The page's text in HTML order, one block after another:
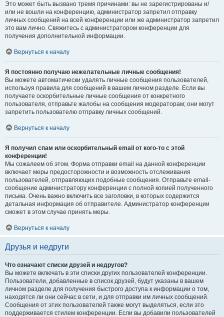
Это может быть вызвано тремя причинами: вы не зарегистрированы и/
или не вошли на конференцию, администратор запретил отправку
личных сообщений на всей конференции или же администратор запретил
это вам лично. Свяжитесь с администратором конференции для
получения дополнительной информации.
Вернуться к началу
Я постоянно получаю нежелательные личные сообщения!
Вы можете автоматически удалять личные сообщения пользователей,
используя правила для сообщений в вашем личном разделе. Если вы
получаете оскорбительные личные сообщения от конкретного
пользователя, отправьте жалобы на сообщения модераторам; они могут
запретить пользователю отправку личных сообщений.
Вернуться к началу
Я получил спам или оскорбительный email от кого-то с этой
конференции!
Мы сожалеем об этом. Форма отправки email на данной конференции
включает меры предосторожности и возможность отслеживания
пользователей, отправляющих подобные сообщения. Отправьте email-
сообщение администратору конференции с полной копией полученного
письма. Очень важно включить все заголовки, в которых содержится
детальная информация об отправителе. Администратор конференции
сможет в этом случае принять меры.
Вернуться к началу
Друзья и недруги
Что означают списки друзей и недругов?
Вы можете включать в эти списки других пользователей конференции.
Пользователи, добавленные в список друзей, будут указаны в вашем
личном разделе для получения быстрого доступа к информации о том,
находятся ли они сейчас в сети, и для отправки им личных сообщений.
Сообщения от этих пользователей также могут выделяться, если это
поддерживается стилем конференции. Если вы добавили пользователей